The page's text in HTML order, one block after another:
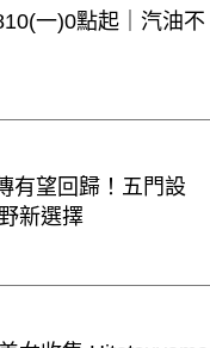
一)0點起｜汽油不
有望回歸！五門設
新選擇